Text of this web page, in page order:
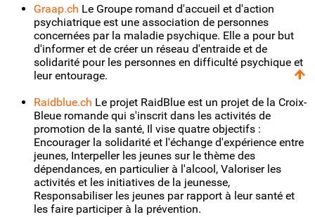
Graap.ch Le Groupe romand d'accueil et d'action
psychiatrique est une association de personnes
concernées par la maladie psychique. Elle a pour but
d'informer et de créer un réseau d'entraide et de
solidarité pour les personnes en difficulté psychique et
leur entourage.
Raidblue.ch Le projet RaidBlue est un projet de la Croix-
Bleue romande qui s'inscrit dans les activités de
promotion de la santé, Il vise quatre objectifs :
Encourager la solidarité et l'échange d'expérience entre
jeunes, Interpeller les jeunes sur le thème des
dépendances, en particulier à l'alcool, Valoriser les
activités et les initiatives de la jeunesse,
Responsabiliser les jeunes par rapport à leur santé et
les faire participer à la prévention.